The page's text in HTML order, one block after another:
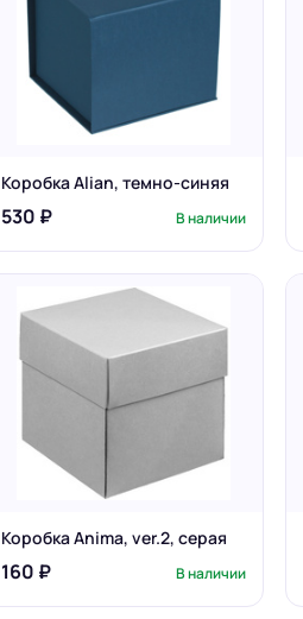
Коробка Alian, темно-синяя
530 ₽ В наличии
Коробка Anima, ver.2, серая
160 ₽ В наличии